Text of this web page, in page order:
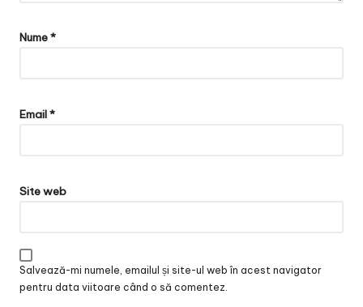
Nume*
Email*
Site web
Salvează-mi numele, emailul și site-ul web în acest navigator
pentru data viitoare când o să comentez.